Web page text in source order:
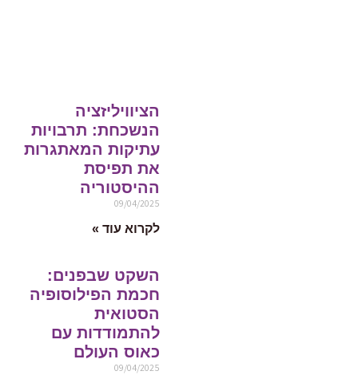
הציוויליזציה
הנשכחת: תרבויות
עתיקות המאתגרות
את תפיסת
ההיסטוריה
09/04/2025
לקרוא עוד »
השקט שבפנים:
חכמת הפילוסופיה
הסטואית
להתמודדות עם
כאוס העולם
09/04/2025